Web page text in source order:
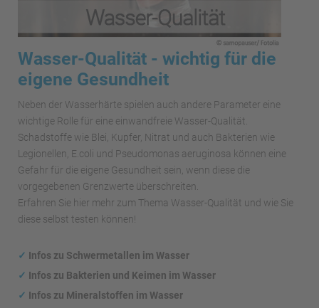
Wasser-Qualität - wichtig für die
eigene Gesundheit
Neben der Wasserhärte spielen auch andere Parameter eine
wichtige Rolle für eine einwandfreie Wasser-Qualität.
Schadstoffe wie Blei, Kupfer, Nitrat und auch Bakterien wie
Legionellen, E.coli und Pseudomonas aeruginosa können eine
Gefahr für die eigene Gesundheit sein, wenn diese die
vorgegebenen Grenzwerte überschreiten.
Erfahren Sie hier mehr zum Thema Wasser-Qualität und wie Sie
diese selbst testen können!
✓ Infos zu Schwermetallen im Wasser
✓ Infos zu Bakterien und Keimen im Wasser
✓ Infos zu Mineralstoffen im Wasser